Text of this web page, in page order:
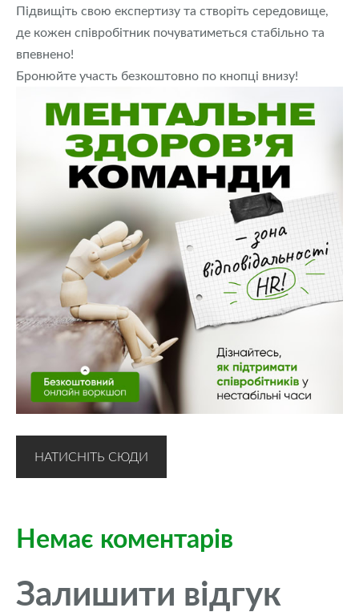
Підвищіть свою експертизу та створіть середовище,
де кожен співробітник почуватиметься стабільно та
впевнено!
Бронюйте участь безкоштовно по кнопці внизу!
НАТИСНІТЬ СЮДИ
Немає коментарів
Залишити відгук